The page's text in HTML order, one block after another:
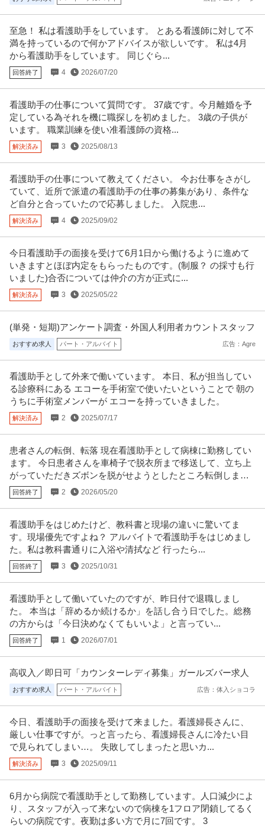
至急！ 私は看護助手をしています。 とある看護師に対して不
満を持っているので何かアドバイスが欲しいです。 私は4月
から看護助手をしています。 同じぐら...
回答終了 4 2026/07/20
看護助手の仕事について質問です。 37歳です。今月離婚を予
定している為それを機に職探しを初めました。 3歳の子供が
います。 職業訓練を使い准看護師の資格...
解決済み 3 2025/08/13
看護助手の仕事について教えてください。 今お仕事をさがし
ていて、近所で派遣の看護助手の仕事の募集があり、条件な
ど自分と合っていたので応募しました。 入院患...
解決済み 4 2025/09/02
今日看護助手の面接を受けて6月1日から働けるように進めて
いきますとほぼ内定をもらったものです。(制服？ の採寸も行
いました)合否については仲介の方が正式に...
解決済み 3 2025/05/22
(単発・短期)アンケート調査・外国人利用者カウントスタッフ
おすすめ求人 パート・アルバイト 広告：Agre
看護助手として外来で働いています。 本日、私が担当してい
る診療科にある エコーを手術室で使いたいということで 朝の
うちに手術室メンバーが エコーを持っていきました。
解決済み 2 2025/07/17
患者さんの転倒、転落 現在看護助手として病棟に勤務してい
ます。 今日患者さんを車椅子で脱衣所まで移送して、立ち上
がっていただきズボンを脱がせようとしたところ転倒しまし
た。
回答終了 2 2026/05/20
看護助手をはじめたけど、教科書と現場の違いに驚いてま
す。現場優先ですよね？ アルバイトで看護助手をはじめまし
た。私は教科書通りに入浴や清拭など 行ったら...
回答終了 3 2025/10/31
看護助手として働いていたのですが、昨日付で退職しまし
た。 本当は「辞めるか続けるか」を話し合う日でした。総務
の方からは「今日決めなくてもいいよ」と言ってい...
回答終了 1 2026/07/01
高収入／即日可「カウンターレディ募集」ガールズバー求人
おすすめ求人 パート・アルバイト 広告：体入ショコラ
今日、看護助手の面接を受けて来ました。看護婦長さんに、
厳しい仕事ですが。っと言ったら、看護婦長さんに冷たい目
で見られてしまい…。 失敗してしまったと思いカ...
解決済み 3 2025/09/11
6月から病院で看護助手として勤務しています。人口減少によ
り、スタッフが入って来ないので病棟を1フロア閉鎖してるく
らいの病院です。夜勤は多い方で月に7回です。 3